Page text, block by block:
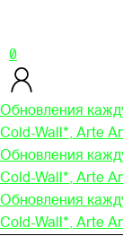
0
Обновления
Cold-Wall*, Arte
Обновления
Cold-Wall*, Arte
Обновления
Cold-Wall*, Arte